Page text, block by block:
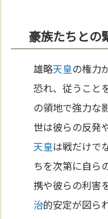
豪族たちとの
雄略天皇の権力
恐れ、従うこと
の領地で強力な
世は彼らの反発
天皇は戦だけで
ちを次第に自ら
携や彼らの利害
治的安定が図ら